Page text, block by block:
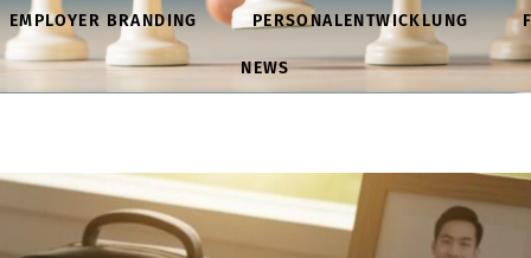
EMPLOYER BRANDING PERSONALENTWICKLUNG
NEWS